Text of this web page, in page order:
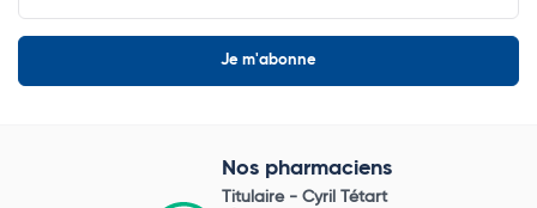
Nos pharmaciens
Titulaire - Cyril Tétart